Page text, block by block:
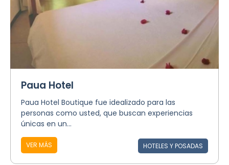
Paua Hotel
Paua Hotel Boutique fue idealizado para las
personas como usted, que buscan experiencias
únicas en un...
VER MÁS HOTELES Y POSADAS